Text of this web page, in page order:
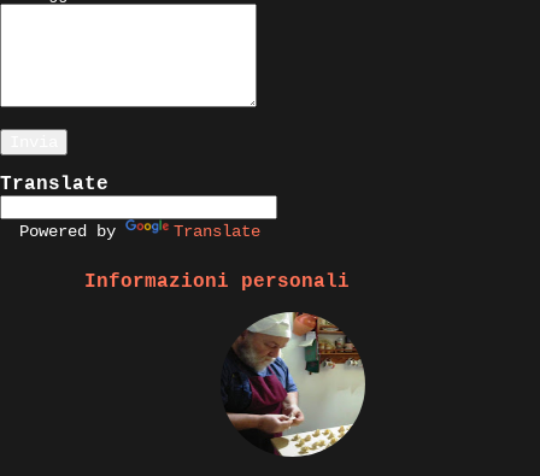
Translate
Powered by Translate
Informazioni personali